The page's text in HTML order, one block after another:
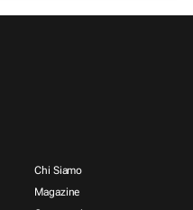
Chi Siamo
Magazine